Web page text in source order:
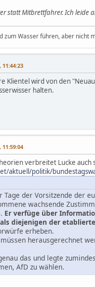
statt Mitbrettfahrer. Ich
zum Wasser führen, aber nicht
11:44:23
Klientel wird von den
halten.
11:59:04
verbreitet Lucke auch
aktuell/politik/
Tage der Vorsitzende der
wachsende
Er verfüge über
diejenigen der
erheben.
herausgerechnet
das und legte
AfD zu wählen.